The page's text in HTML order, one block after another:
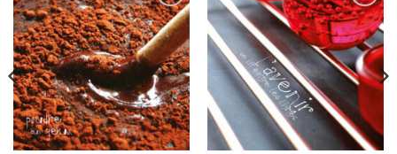
Ajouter
à la
wishlist
Ajouter
à la
wishlist